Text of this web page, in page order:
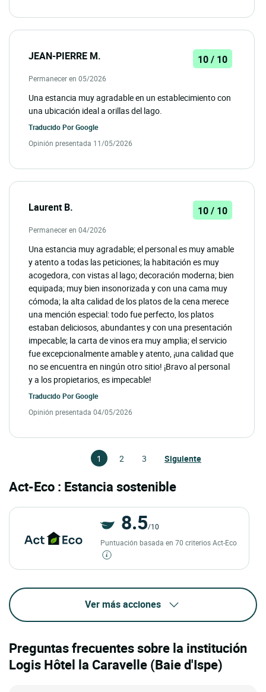
JEAN-PIERRE M. 10 / 10
Permanecer en 05/2026
Una estancia muy agradable en un establecimiento con
una ubicación ideal a orillas del lago.
Traducido PorGoogle
Opinión presentada 11/05/2026
Laurent B. 10 / 10
Permanecer en 04/2026
Una estancia muy agradable; el personal es muy amable
y atento a todas las peticiones; la habitación es muy
acogedora, con vistas al lago; decoración moderna; bien
equipada; muy bien insonorizada y con una cama muy
cómoda; la alta calidad de los platos de la cena merece
una mención especial: todo fue perfecto, los platos
estaban deliciosos, abundantes y con una presentación
impecable; la carta de vinos era muy amplia; el servicio
fue excepcionalmente amable y atento, ¡una calidad que
no se encuentra en ningún otro sitio! ¡Bravo al personal
y a los propietarios, es impecable!
Traducido PorGoogle
Opinión presentada 04/05/2026
1 2 3 Siguiente
Act-Eco : Estancia sostenible
8.5/10
Puntuación basada en 70 criterios Act-Eco
Ver más acciones
Preguntas frecuentes sobre la institución
Logis Hôtel la Caravelle (Baie d'Ispe)